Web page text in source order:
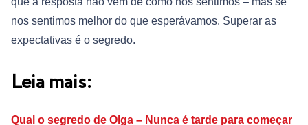
nos sentimos melhor do que esperávamos. Superar as
expectativas é o segredo.
Leia mais:
Qual o segredo de Olga – Nunca é tarde para começar